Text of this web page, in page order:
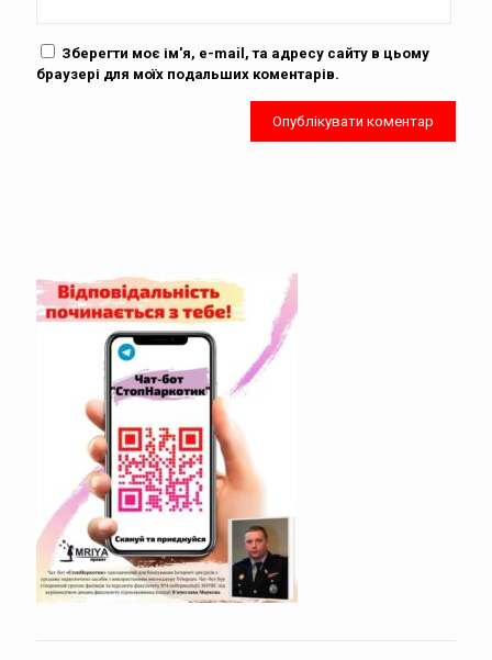
Зберегти моє ім'я, e-mail, та адресу сайту в цьому
браузері для моїх подальших коментарів.